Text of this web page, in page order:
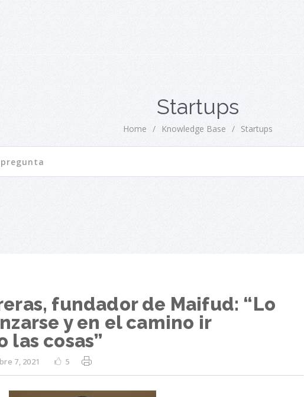
Startups
Home / Knowledge Base / Startups
fundador de Maifud: “Lo
y en el camino ir
las cosas”
7, 2021 5